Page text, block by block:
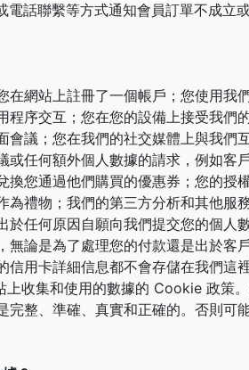
話聯繫等方式通知會員訂單不成立或
在網站上註冊了一個帳戶；您使用
程序交互；您在您的設備上接受我
會議；您在我們的社交媒體上與我
或任何額外個人數據的請求，例如
換您通過他們購買的優惠券；您的
為禮物；我們的第三方分析和其他
任何原因自願向我們提交您的個人數
無論是為了處理您的付款還是出於
信用卡詳細信息都不會存儲在我們
收集和使用的數據的 Cookie 政策
整、準確、真實和正確的。否則可